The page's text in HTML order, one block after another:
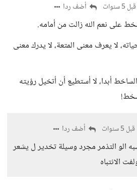
قبل 5 سنوات أضف ردا
على نعم الله زالت من أمامه.
لا يعرف معنى المتعة، لا يدرك معنى
أبدا، لا أستطيع أن أتخيل رؤيته
قبل 5 سنوات أضف ردا
الو التذمر مجرد وسيلة تخدير ل يشعر
الانتباه